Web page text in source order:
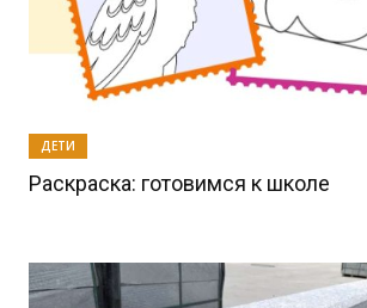
ДЕТИ
Раскраска: готовимся к школе